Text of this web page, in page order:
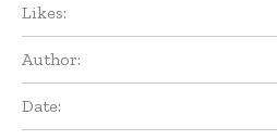
Likes:
Author:
Date: